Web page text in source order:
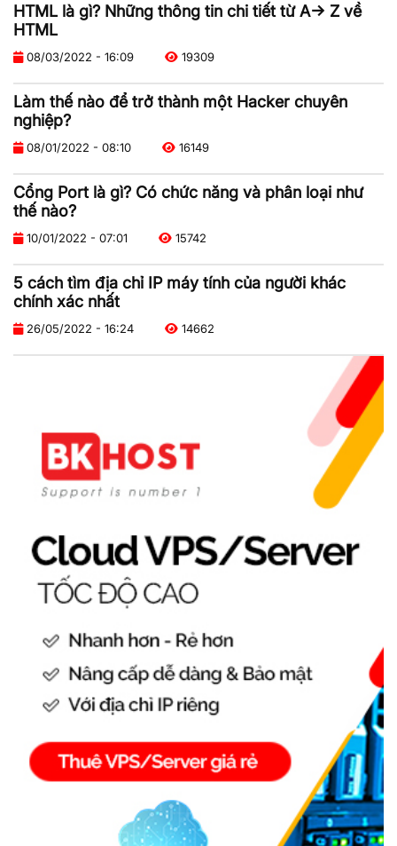
HTML là gì? Những thông tin chi tiết từ A-> Z về
HTML
08/03/2022 - 16:09 19309
Làm thế nào để trở thành một Hacker chuyên
nghiệp?
08/01/2022 - 08:10 16149
Cổng Port là gì? Có chức năng và phân loại như
thế nào?
10/01/2022 - 07:01 15742
5 cách tìm địa chỉ IP máy tính của người khác
chính xác nhất
26/05/2022 - 16:24 14662